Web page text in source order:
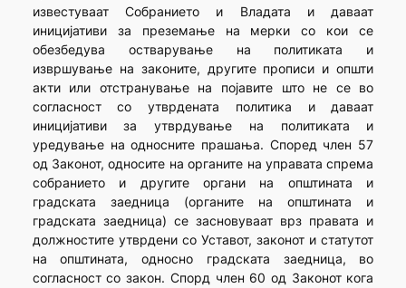
известуваат Собранието и Владата и даваат
иницијативи за преземање на мерки со кои се
обезбедува остварување на политиката и
извршување на законите, другите прописи и општи
акти или отстранување на појавите што не се во
согласност со утврдената политика и даваат
иницијативи за утврдување на политиката и
уредување на односните прашања. Според член 57
од Законот, односите на органите на управата спрема
собранието и другите органи на општината и
градската заедница (органите на општината и
градската заедница) се засновуваат врз правата и
должностите утврдени со Уставот, законот и статутот
на општината, односно градската заедница, во
согласност со закон. Спорд член 60 од Законот кога